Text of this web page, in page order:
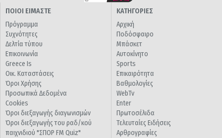
ΠΟΙΟΙ ΕΙΜΑΣΤΕ
Πρόγραμμα
Συχνότητες
Δελτία τύπου
Επικοινωνία
Greece Is
Οικ. Καταστάσεις
Όροι Χρήσης
Προσωπικά Δεδομένα
Cookies
Όροι διεξαγωγής διαγωνισμών
Όροι διεξαγωγής του ραδ/κού
παιχνιδιού "ΣΠΟΡ FM Quiz"
ΚΑΤΗΓΟΡΙΕΣ
Αρχική
Ποδόσφαιρο
Μπάσκετ
Αυτοκίνητο
Sports
Επικαιρότητα
Βαθμολογίες
WebTv
Enter
Πρωτοσέλιδα
Τελευταίες Ειδήσεις
Αρθρογραφίες